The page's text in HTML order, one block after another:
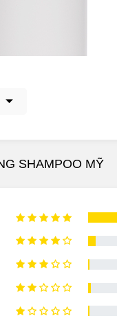
rụng tóc hiệu quả
Công Dụng,
Shampoo
sức khỏe tổng thể
SHAMPOO MỸ